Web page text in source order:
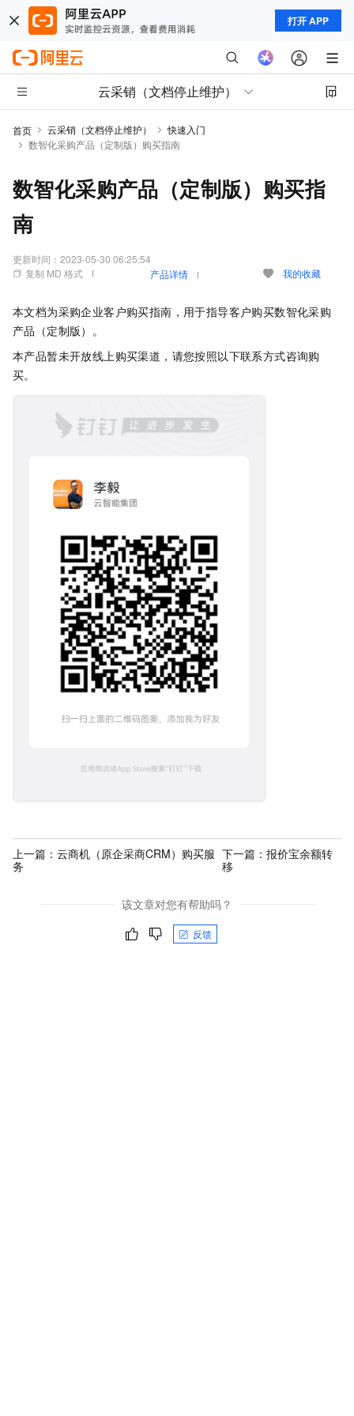
打开 APP
云采销（文档停止维护）
首页 云采销（文档停止维护）
快速入门
数智化采购产品（定制版）购买指南
数智化采购产品（定制版）购买指
南
更新时间： 2023-05-30 06:25:54
复制 MD 格式
产品详情 我的收藏
本文档为采购企业客户购买指南，用于指导客户购买数智化采购
产品（定制版）。
本产品暂未开放线上购买渠道，请您按照以下联系方式咨询购
买。
上一篇： 云商机（原企采商CRM）购买服
务
下一篇： 报价宝余额转
移
该文章对您有帮助吗？
反馈